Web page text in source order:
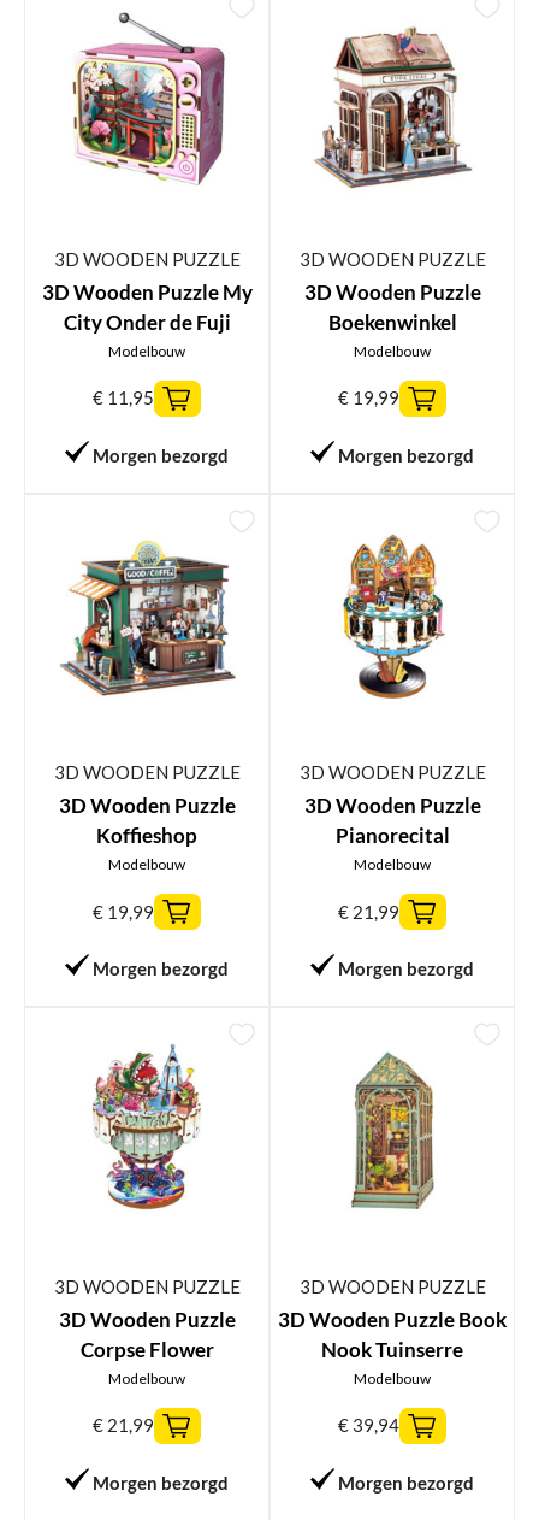
3D WOODEN PUZZLE
3D Wooden Puzzle My
City Onder de Fuji
Modelbouw
€ 11,95
Morgen bezorgd
3D WOODEN PUZZLE
3D Wooden Puzzle
Boekenwinkel
Modelbouw
€ 19,99
Morgen bezorgd
3D WOODEN PUZZLE
3D Wooden Puzzle
Koffieshop
Modelbouw
€ 19,99
Morgen bezorgd
3D WOODEN PUZZLE
3D Wooden Puzzle
Pianorecital
Modelbouw
€ 21,99
Morgen bezorgd
3D WOODEN PUZZLE
3D Wooden Puzzle
Corpse Flower
Modelbouw
€ 21,99
Morgen bezorgd
3D WOODEN PUZZLE
3D Wooden Puzzle Book
Nook Tuinserre
Modelbouw
€ 39,94
Morgen bezorgd